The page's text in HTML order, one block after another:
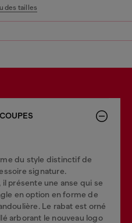
des tailles
du style distinctif de
signature.
présente une anse qui se
en option en forme de
Le rabat est orné
arborant le nouveau logo